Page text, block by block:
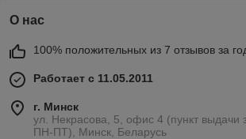
О нас
100% положительных из 7 отзывов за
Работает с 11.05.2011
г. Минск
ул. Некрасова, 5, офис 4 (пункт выдачи
ПН-ПТ), Минск, Беларусь